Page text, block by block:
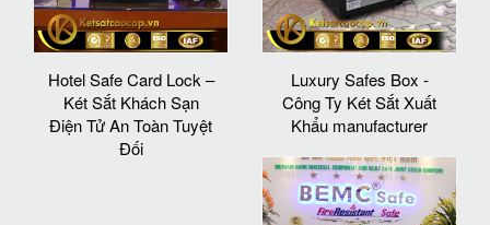
Hotel Safe Card Lock –
Két Sắt Khách Sạn
Điện Tử An Toàn Tuyệt
Đối
Luxury Safes Box -
Công Ty Két Sắt Xuất
Khẩu manufacturer